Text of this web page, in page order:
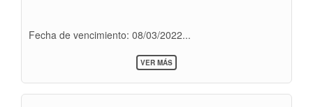
Fecha de vencimiento: 08/03/2022...
VER MÁSSOBRE
AVISO